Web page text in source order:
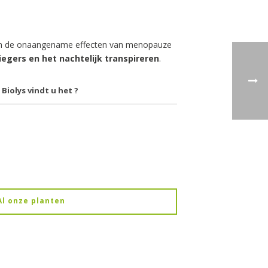
de onaangename effecten van menopauze
en het nachtelijk transpireren.
Biolys vindt u het ?
onze planten